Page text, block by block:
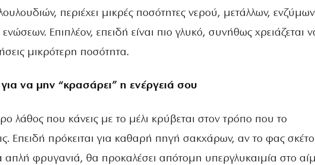
περιέχει μικρές ποσότητες νερού, μετάλλων, ενζύμων
Επιπλέον, επειδή είναι πιο γλυκό, συνήθως χρειάζεται
μικρότερη ποσότητα.
να μην “κρασάρει” η ενέργειά σου
λάθος που κάνεις με το μέλι κρύβεται στον τρόπο που το
Επειδή πρόκειται για καθαρή πηγή σακχάρων, αν το φας
απλή φρυγανιά, θα προκαλέσει απότομη υπεργλυκαιμία στο